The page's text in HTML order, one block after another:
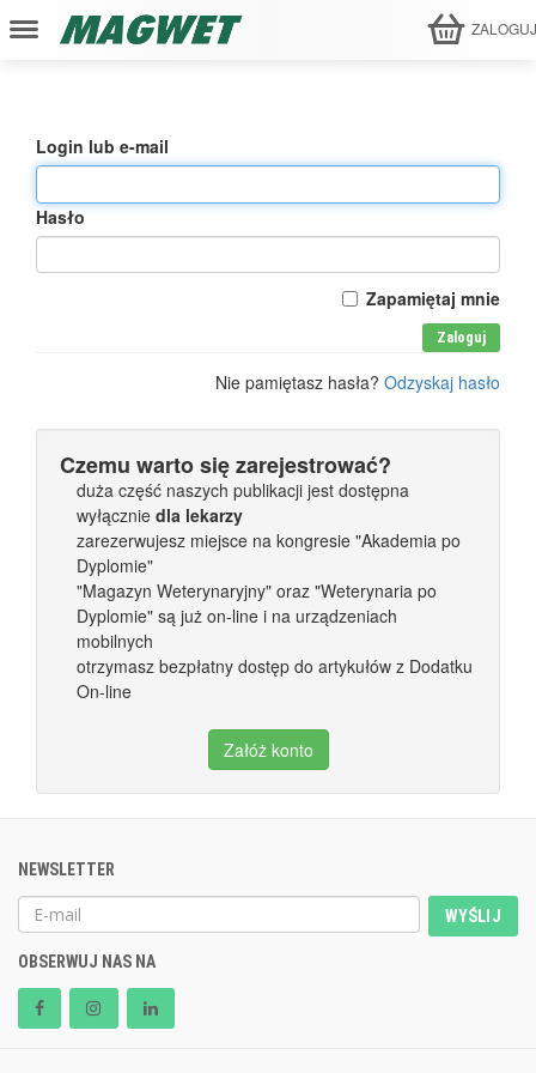
Login lub e-mail
Hasło
Zapamiętaj mnie
Zaloguj
Nie pamiętasz hasła? Odzyskaj hasło
Czemu warto się zarejestrować?
duża część naszych publikacji jest dostępna
wyłącznie dla lekarzy
zarezerwujesz miejsce na kongresie "Akademia po
Dyplomie"
"Magazyn Weterynaryjny" oraz "Weterynaria po
Dyplomie" są już on-line i na urządzeniach
mobilnych
otrzymasz bezpłatny dostęp do artykułów z Dodatku
On-line
Załóż konto
NEWSLETTER
WYŚLIJ
OBSERWUJ NAS NA